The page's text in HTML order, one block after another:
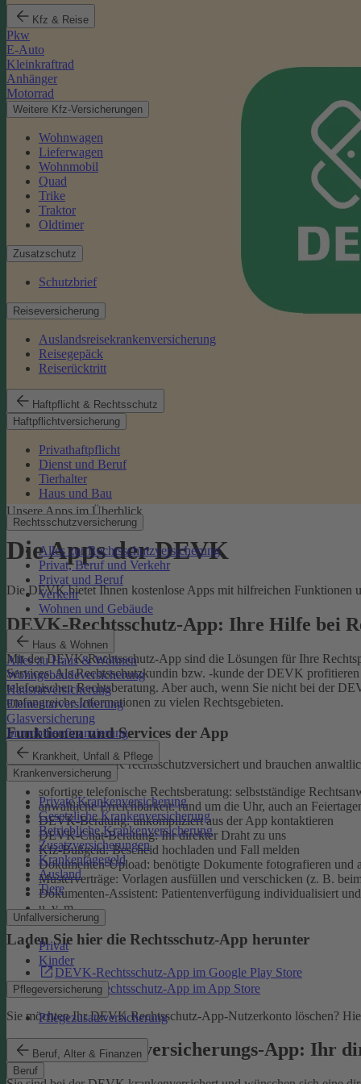
Kfz & Reise
Pkw
E-Auto
Kleinkraftrad
Anhänger
Motorrad
Weitere Kfz-Versicherungen
Wohnwagen
Lieferwagen
Wohnmobil
Quad
Trike
Traktor
Oldtimer
Zusatzschutz
Schutzbrief
Reiseversicherung
Auslandsreisekrankenversicherung
Reisegepäck
Reiserücktritt
Haftpflicht & Rechtsschutz
Haftpflichtversicherung
Privathaftpflicht
Dienst und Beruf
Tierhalter
Haus und Bau
Rechtsschutzversicherung
Alles zur Rechtsschutzversicherung
Privat, Beruf und Verkehr
Privat und Beruf
Verkehr
Wohnen und Gebäude
Haus & Wohnen
Alles zu Haus & Wohnen
Wohngebäudeversicherung
Hausratversicherung
Elementarversicherung
Glasversicherung
Immobilienfinanzierung
Krankheit, Unfall & Pflege
Krankenversicherung
Private Krankenversicherung
Gesetzliche Krankenversicherung
Betriebliche Krankenversicherung
Zusatzversicherungen
Krankentagegeld
Ausland
Tiere
Unfallversicherung
Privat
Kinder
Pflegeversicherung
Pflegezusatzversicherung
Beruf, Alter & Finanzen
Beruf
Unsere Apps im Überblick
Die Apps der DEVK
Die DEVK bietet Ihnen kostenlose Apps mit hilfreichen Funktionen
DEVK-Rechtsschutz-App: Ihre Hilfe bei
Mit der DEVK-Rechtsschutz-App sind die Lösungen für Ihre
Services. Als Rechtsschutzkundin bzw. -kunde der DEVK
telefonischen Rechtsberatung. Aber auch, wenn Sie nicht bei der
umfangreiche Informationen zu vielen Rechtsgebieten.
Funktionen und Services der App
Sie sind bei der DEVK rechtsschutzversichert und brauchen
sofortige telefonische Rechtsberatung: selbstständige
anwaltliche Erreichbarkeit: rund um die Uhr, auch an
DEVK-Beratung: unkompliziert aus der App kontaktieren
DEVK-Chat-Beratung: Ihr direkter Draht zu uns
Kfz-Bußgeld: Bescheid hochladen und Fall melden
Dokumenten-Upload: benötigte Dokumente fotografieren
Musterverträge: Vorlagen ausfüllen und verschicken (z. B.
Dokumenten-Assistent: Patientenverfügung individualisiert
u. v. m.
Laden Sie hier die Rechtsschutz-App herunter
DEVK-Rechtsschutz-App im Google Play Store
DEVK-Rechtsschutz-App im App Store
Sie möchten Ihr DEVK Rechtsschutz-App-Nutzerkonto löschen?
DEVK-Krankenversicherungs-App: Ihr